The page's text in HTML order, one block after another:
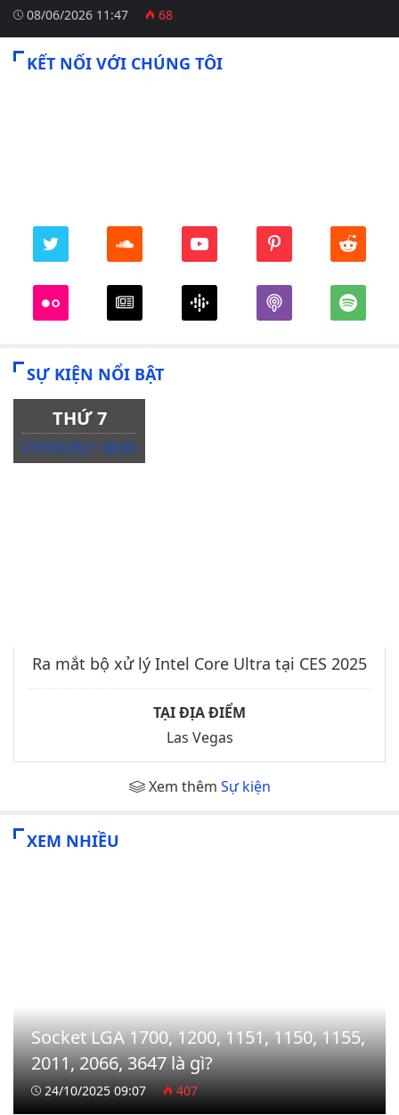
08/06/2026 11:47 68
KẾT NỐI VỚI CHÚNG TÔI
SỰ KIỆN NỔI BẬT
THỨ 7
07/03/2021 08:00
Ra mắt bộ xử lý Intel Core Ultra tại CES 2025
TẠI ĐỊA ĐIỂM
Las Vegas
Xem thêm Sự kiện
XEM NHIỀU
Socket LGA 1700, 1200, 1151, 1150, 1155,
2011, 2066, 3647 là gì?
24/10/2025 09:07 407